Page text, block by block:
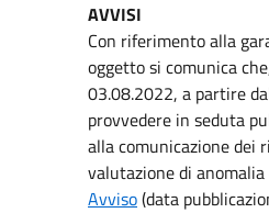
AVVISI
Con riferimento alla
oggetto si comunica
03.08.2022, a partire
provvedere in seduta
alla comunicazione dei
valutazione di
Avviso(data